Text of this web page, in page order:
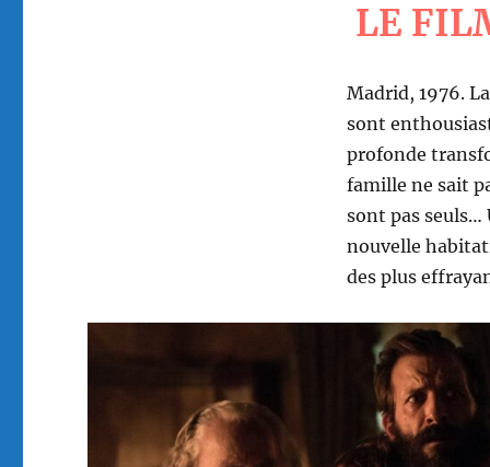
LE
Madrid, 1976.
sont
profonde
famille ne sait
sont pas seuls…
nouvelle
des plus